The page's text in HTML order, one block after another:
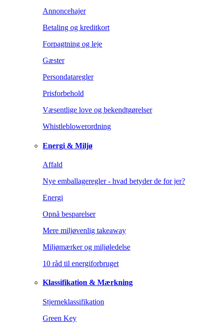
Annoncehajer
Betaling og kreditkort
Forpagtning og leje
Gæster
Persondataregler
Prisforbehold
Væsentlige love og bekendtgørelser
Whistleblowerordning
Energi & Miljø
Affald
Nye emballageregler - hvad betyder de for jer?
Energi
Opnå besparelser
Mere miljøvenlig takeaway
Miljømærker og miljøledelse
10 råd til energiforbruget
Klassifikation & Mærkning
Stjerneklassifikation
Green Key